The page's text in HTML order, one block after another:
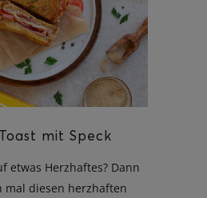
mit Speck
etwas Herzhaftes? Dann
mal diesen herzhaften